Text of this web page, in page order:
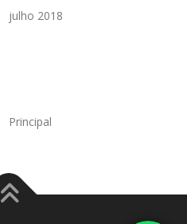
julho 2018
Principal